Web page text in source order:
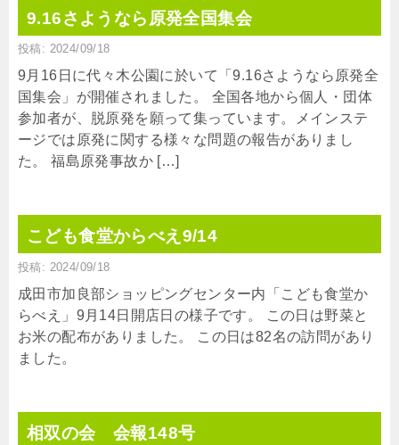
9.16さようなら原発全国集会
投稿: 2024/09/18
9月16日に代々木公園に於いて「9.16さようなら原発全
国集会」が開催されました。 全国各地から個人・団体
参加者が、脱原発を願って集っています。メインステ
ージでは原発に関する様々な問題の報告がありまし
た。 福島原発事故か […]
こども食堂からべえ9/14
投稿: 2024/09/18
成田市加良部ショッピングセンター内「こども食堂か
らべえ」9月14日開店日の様子です。 この日は野菜と
お米の配布がありました。 この日は82名の訪問があり
ました。
相双の会 会報148号